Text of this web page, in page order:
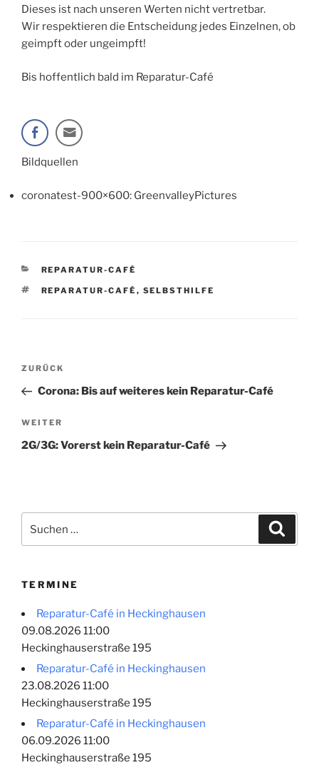
Dieses ist nach unseren Werten nicht vertretbar.
Wir respektieren die Entscheidung jedes Einzelnen, ob
geimpft oder ungeimpft!
Bis hoffentlich bald im Reparatur-Café
Bildquellen
coronatest-900×600: GreenvalleyPictures
KATEGORIEN
REPARATUR-CAFÉ
SCHLAGWÖRTER
REPARATUR-CAFÉ , SELBSTHILFE
Beitragsnavigation
Vorheriger
Beitrag
ZURÜCK
Corona: Bis auf weiteres kein Reparatur-Café
Nächster
Beitrag
WEITER
2G/3G: Vorerst kein Reparatur-Café
nach:
TERMINE
Reparatur-Café in Heckinghausen
09.08.2026 11:00
Heckinghauserstraße 195
Reparatur-Café in Heckinghausen
23.08.2026 11:00
Heckinghauserstraße 195
Reparatur-Café in Heckinghausen
06.09.2026 11:00
Heckinghauserstraße 195